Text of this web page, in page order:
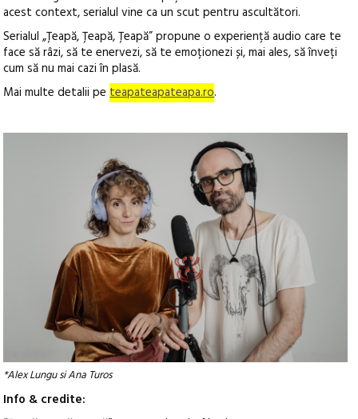
acest context, serialul vine ca un scut pentru ascultători.
Serialul „Țeapă, Țeapă, Țeapă” propune o experiență audio care te
face să râzi, să te enervezi, să te emoționezi și, mai ales, să înveți
cum să nu mai cazi în plasă.
Mai multe detalii peteapateapateapa.ro.
*Alex Lungu si Ana Turos
Info & credite: